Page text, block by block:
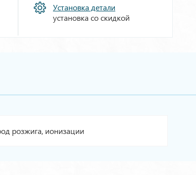
Установка детали
установка со скидкой
розжига, ионизации